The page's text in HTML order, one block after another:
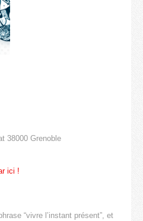
38000 Grenoble
ici !
“vivre l’instant présent”, et